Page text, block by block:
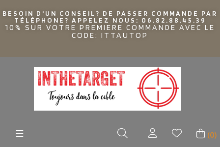
BESOIN D'UN CONSEIL? DE PASSER COMMANDE PAR
TÉLÉPHONE? APPELEZ NOUS: 06.82.88.45.39
10% SUR VOTRE PREMIERE COMMANDE AVEC LE
CODE: ITTAUTOP
Basculer
☰ (0)